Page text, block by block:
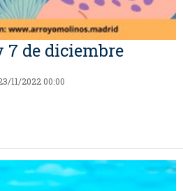
7 de diciembre
11/2022 00:00